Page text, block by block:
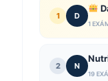
1 D
1
2 N
19